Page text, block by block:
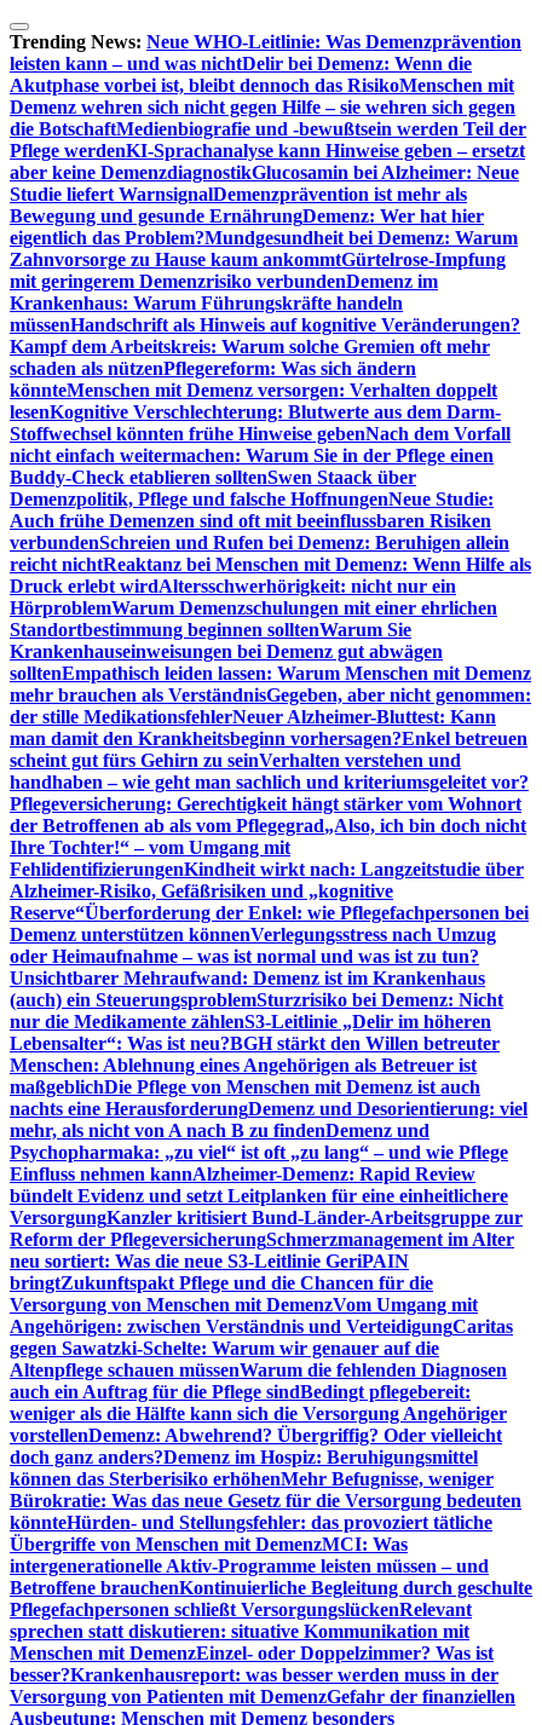
Zum
Inhalt
springen
Trending News: Neue WHO-Leitlinie: Was Demenzprävention
leisten kann – und was nichtDelir bei Demenz: Wenn die
Akutphase vorbei ist, bleibt dennoch das RisikoMenschen mit
Demenz wehren sich nicht gegen Hilfe – sie wehren sich gegen
die BotschaftMedienbiografie und -bewußtsein werden Teil der
Pflege werdenKI-Sprachanalyse kann Hinweise geben – ersetzt
aber keine DemenzdiagnostikGlucosamin bei Alzheimer: Neue
Studie liefert WarnsignalDemenzprävention ist mehr als
Bewegung und gesunde ErnährungDemenz: Wer hat hier
eigentlich das Problem?Mundgesundheit bei Demenz: Warum
Zahnvorsorge zu Hause kaum ankommtGürtelrose-Impfung
mit geringerem Demenzrisiko verbundenDemenz im
Krankenhaus: Warum Führungskräfte handeln
müssenHandschrift als Hinweis auf kognitive Veränderungen?
Kampf dem Arbeitskreis: Warum solche Gremien oft mehr
schaden als nützenPflegereform: Was sich ändern
könnteMenschen mit Demenz versorgen: Verhalten doppelt
lesenKognitive Verschlechterung: Blutwerte aus dem Darm-
Stoffwechsel könnten frühe Hinweise gebenNach dem Vorfall
nicht einfach weitermachen: Warum Sie in der Pflege einen
Buddy-Check etablieren solltenSwen Staack über
Demenzpolitik, Pflege und falsche HoffnungenNeue Studie:
Auch frühe Demenzen sind oft mit beeinflussbaren Risiken
verbundenSchreien und Rufen bei Demenz: Beruhigen allein
reicht nichtReaktanz bei Menschen mit Demenz: Wenn Hilfe als
Druck erlebt wirdAltersschwerhörigkeit: nicht nur ein
HörproblemWarum Demenzschulungen mit einer ehrlichen
Standortbestimmung beginnen solltenWarum Sie
Krankenhauseinweisungen bei Demenz gut abwägen
solltenEmpathisch leiden lassen: Warum Menschen mit Demenz
mehr brauchen als VerständnisGegeben, aber nicht genommen:
der stille MedikationsfehlerNeuer Alzheimer-Bluttest: Kann
man damit den Krankheitsbeginn vorhersagen?Enkel betreuen
scheint gut fürs Gehirn zu seinVerhalten verstehen und
handhaben – wie geht man sachlich und kriteriumsgeleitet vor?
Pflegeversicherung: Gerechtigkeit hängt stärker vom Wohnort
der Betroffenen ab als vom Pflegegrad„Also, ich bin doch nicht
Ihre Tochter!“ – vom Umgang mit
FehlidentifizierungenKindheit wirkt nach: Langzeitstudie über
Alzheimer-Risiko, Gefäßrisiken und „kognitive
Reserve“Überforderung der Enkel: wie Pflegefachpersonen bei
Demenz unterstützen könnenVerlegungsstress nach Umzug
oder Heimaufnahme – was ist normal und was ist zu tun?
Unsichtbarer Mehraufwand: Demenz ist im Krankenhaus
(auch) ein SteuerungsproblemSturzrisiko bei Demenz: Nicht
nur die Medikamente zählenS3-Leitlinie „Delir im höheren
Lebensalter“: Was ist neu?BGH stärkt den Willen betreuter
Menschen: Ablehnung eines Angehörigen als Betreuer ist
maßgeblichDie Pflege von Menschen mit Demenz ist auch
nachts eine HerausforderungDemenz und Desorientierung: viel
mehr, als nicht von A nach B zu findenDemenz und
Psychopharmaka: „zu viel“ ist oft „zu lang“ – und wie Pflege
Einfluss nehmen kannAlzheimer-Demenz: Rapid Review
bündelt Evidenz und setzt Leitplanken für eine einheitlichere
VersorgungKanzler kritisiert Bund-Länder-Arbeitsgruppe zur
Reform der PflegeversicherungSchmerzmanagement im Alter
neu sortiert: Was die neue S3-Leitlinie GeriPAIN
bringtZukunftspakt Pflege und die Chancen für die
Versorgung von Menschen mit DemenzVom Umgang mit
Angehörigen: zwischen Verständnis und VerteidigungCaritas
gegen Sawatzki-Schelte: Warum wir genauer auf die
Altenpflege schauen müssenWarum die fehlenden Diagnosen
auch ein Auftrag für die Pflege sindBedingt pflegebereit:
weniger als die Hälfte kann sich die Versorgung Angehöriger
vorstellenDemenz: Abwehrend? Übergriffig? Oder vielleicht
doch ganz anders?Demenz im Hospiz: Beruhigungsmittel
können das Sterberisiko erhöhenMehr Befugnisse, weniger
Bürokratie: Was das neue Gesetz für die Versorgung bedeuten
könnteHürden- und Stellungsfehler: das provoziert tätliche
Übergriffe von Menschen mit DemenzMCI: Was
intergenerationelle Aktiv-Programme leisten müssen – und
Betroffene brauchenKontinuierliche Begleitung durch geschulte
Pflegefachpersonen schließt VersorgungslückenRelevant
sprechen statt diskutieren: situative Kommunikation mit
Menschen mit DemenzEinzel- oder Doppelzimmer? Was ist
besser?Krankenhausreport: was besser werden muss in der
Versorgung von Patienten mit DemenzGefahr der finanziellen
Ausbeutung: Menschen mit Demenz besonders